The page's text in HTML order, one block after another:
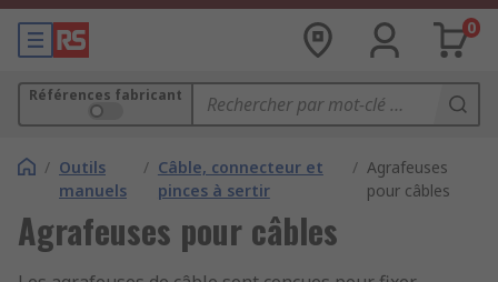
0
Références fabricant
/ Outils
manuels
/ Câble, connecteur et
pinces à sertir
/ Agrafeuses
pour câbles
Agrafeuses pour câbles